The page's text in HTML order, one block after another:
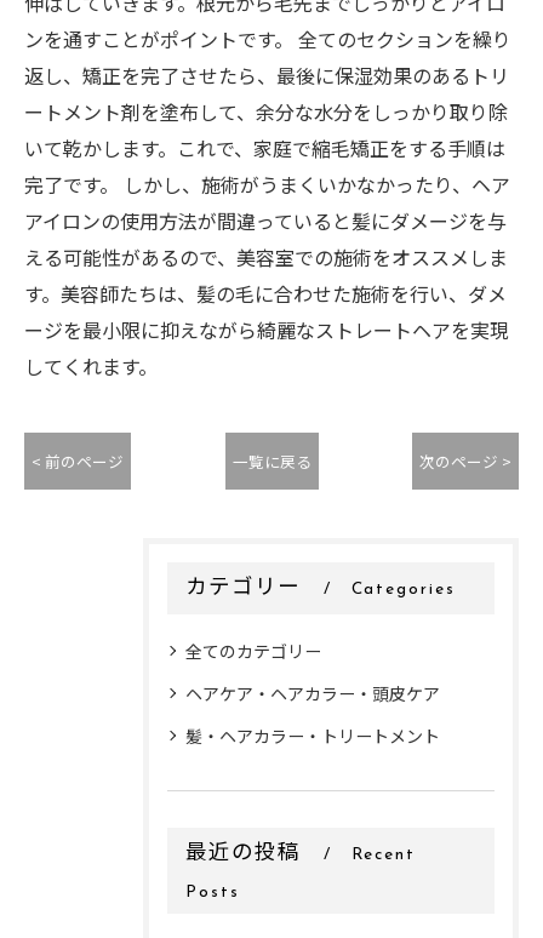
ンを通すことがポイントです。 全てのセクションを繰り
返し、矯正を完了させたら、最後に保湿効果のあるトリ
ートメント剤を塗布して、余分な水分をしっかり取り除
いて乾かします。これで、家庭で縮毛矯正をする手順は
完了です。 しかし、施術がうまくいかなかったり、ヘア
アイロンの使用方法が間違っていると髪にダメージを与
える可能性があるので、美容室での施術をオススメしま
す。美容師たちは、髪の毛に合わせた施術を行い、ダメ
ージを最小限に抑えながら綺麗なストレートヘアを実現
してくれます。
< 前のページ 一覧に戻る 次のページ >
カテゴリー Categories
全てのカテゴリー
ヘアケア・ヘアカラー・頭皮ケア
髪・ヘアカラー・トリートメント
最近の投稿 Recent
Posts